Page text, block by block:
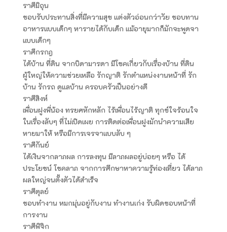
ราศีมิถุน
ชอบรับประทานสิ่งที่มีความสุข แต่งตัวอ่อนกว่าวัย ชอบทาน
อาหารแบบเด็กๆ หารายได้กับเด็ก แม้อายุมากก็มักจะพูดจา
แบบเด็กๆ
ราศีกรกฎ
ได้บ้าน ที่ดิน จากบิดามารดา มีโชคเกี่ยวกับเรื่องบ้าน ที่ดิน
ผู้ใหญ่ให้ความช่วยเหลือ รักญาติ รักตำแหน่งงานหน้าที่ รัก
บ้าน รักรถ ดูแลบ้าน ครอบครัวเป็นอย่างดี
ราศีสิงห์
เพื่อนฝูงพี่น้อง ทรยศหักหลัก ไร้เพื่อนไร้ญาติ ทุกข์ใจร้อนใจ
ในเรื่องลับๆ ที่ไม่เปิดเผย การติดต่อเพื่อนฝูงมักนำความเสีย
หายมาให้ หรือมีการเจรจาแบบลับ ๆ
ราศีกันย์
ได้เงินจากลาภผล การลงทุน มีลาภผลอยู่บ่อยๆ หรือ ได้
ประโยชน์ โชคลาภ จากการศึกษาหาความรู้ท่องเที่ยว ได้ลาภ
ผลใหญ่จนตั้งตัวได้สำเร็จ
ราศีตุลย์
ชอบทำงาน หมกมุ่นอยู่กับงาน ทำงานเก่ง รับผิดชอบหน้าที่
การงาน
ราศีพิจิก